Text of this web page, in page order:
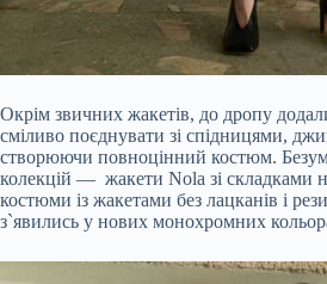
Окрім звичних жакетів, до дропу
сміливо поєднувати зі спідницями,
створюючи повноцінний костюм.
колекцій — жакети Nola зі складками
костюми із жакетами без лацканів і
з`явились у нових монохромних